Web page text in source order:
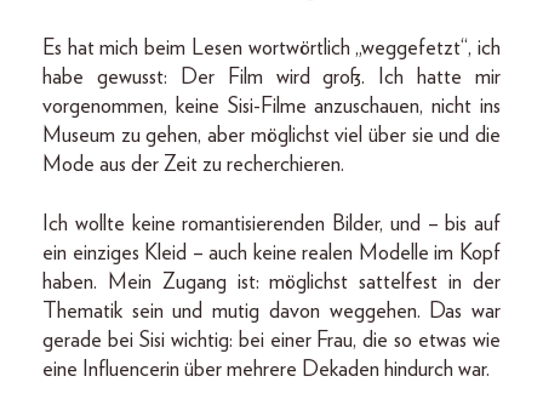
Es hat mich beim Lesen wortwörtlich „weggefetzt“, ich
habe gewusst: Der Film wird groß. Ich hatte mir
vorgenommen, keine Sisi-Filme anzuschauen, nicht ins
Museum zu gehen, aber möglichst viel über sie und die
Mode aus der Zeit zu recherchieren.
Ich wollte keine romantisierenden Bilder, und – bis auf
ein einziges Kleid – auch keine realen Modelle im Kopf
haben. Mein Zugang ist: möglichst sattelfest in der
Thematik sein und mutig davon weggehen. Das war
gerade bei Sisi wichtig: bei einer Frau, die so etwas wie
eine Influencerin über mehrere Dekaden hindurch war.